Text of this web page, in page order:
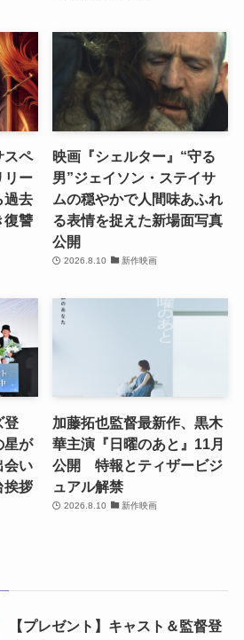
スペ
リー
去
復讐
映画『シェルター』“守る
男”ジェイソン・ステイサ
ムの穏やかで人間味あふれ
る表情を捉えた新場面写真
公開
2026.8.10 新作映画
登
星が
会い
挨拶
加藤拓也監督最新作、黒木
華主演『日曜のあと』11月
公開 特報とティザービジ
ュアル解禁
2026.8.10 新作映画
【プレゼント】キャスト＆監督登